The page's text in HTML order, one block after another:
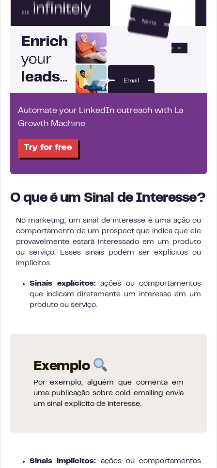
Automate your LinkedIn outreach with La
Growth Machine
Try for free
O que é um Sinal de Interesse?
No marketing, um sinal de interesse é uma ação ou
comportamento de um prospect que indica que ele
provavelmente estará interessado em um produto
ou serviço. Esses sinais podem ser explícitos ou
implícitos.
Sinais explícitos: ações ou comportamentos
que indicam diretamente um interesse em um
produto ou serviço.
Exemplo
Por exemplo, alguém que comenta em
uma publicação sobre cold emailing envia
um sinal explícito de interesse.
Sinais implícitos: ações ou comportamentos